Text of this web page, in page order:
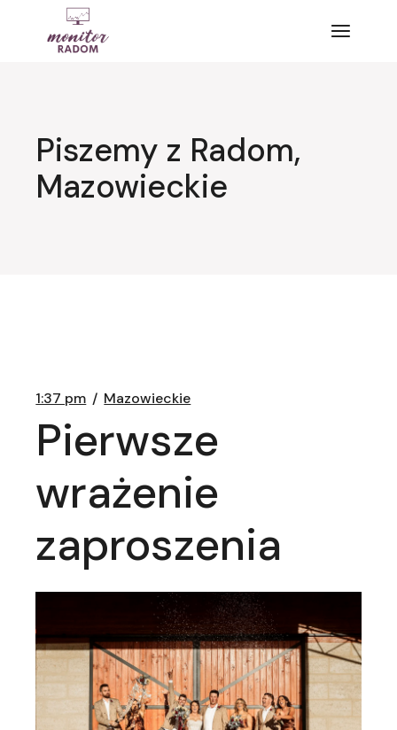
Piszemy z Radom,
Mazowieckie
1:37 pm Mazowieckie
Pierwsze
wrażenie
zaproszenia